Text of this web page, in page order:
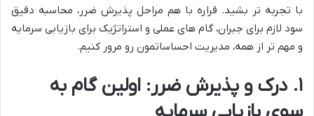
با تجربه تر بشید. قراره با هم مراحل پذیرش ضرر، محاسبه دقیق
سود لازم برای جبران، گام های عملی و استراتژیک برای بازیابی سرمایه
و مهم تر از همه، مدیریت احساساتمون رو مرور کنیم.
۱. درک و پذیرش ضرر: اولین گام به